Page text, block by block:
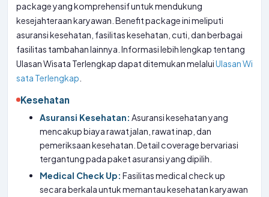
package yang komprehensif untuk mendukung
kesejahteraan karyawan. Benefit package ini meliputi
asuransi kesehatan, fasilitas kesehatan, cuti, dan berbagai
fasilitas tambahan lainnya. Informasi lebih lengkap tentang
Ulasan Wisata Terlengkap dapat ditemukan melaluiUlasan Wi
sata Terlengkap
Kesehatan
Asuransi Kesehatan: Asuransi kesehatan yang
mencakup biaya rawat jalan, rawat inap, dan
pemeriksaan kesehatan. Detail coverage bervariasi
tergantung pada paket asuransi yang dipilih.
Medical Check Up: Fasilitas medical check up
secara berkala untuk memantau kesehatan karyawan